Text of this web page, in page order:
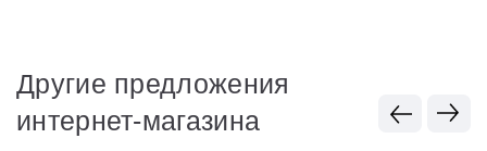
Другие предложения
интернет-магазина